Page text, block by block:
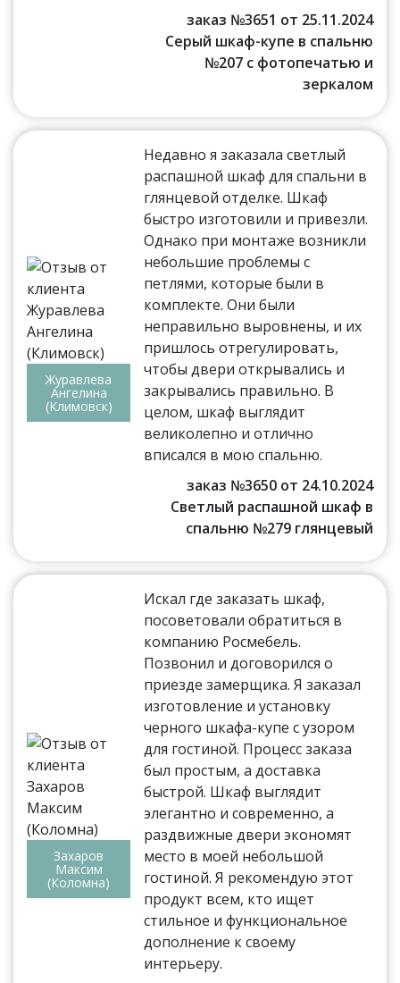
заказ №3651 от 25.11.2024
Серый шкаф-купе в спальню
№207 с фотопечатью и
зеркалом
Журавлева
Ангелина
(Климовск)
Недавно я заказала светлый
распашной шкаф для спальни в
глянцевой отделке. Шкаф
быстро изготовили и привезли.
Однако при монтаже возникли
небольшие проблемы с
петлями, которые были в
комплекте. Они были
неправильно выровнены, и их
пришлось отрегулировать,
чтобы двери открывались и
закрывались правильно. В
целом, шкаф выглядит
великолепно и отлично
вписался в мою спальню.
заказ №3650 от 24.10.2024
Светлый распашной шкаф в
спальню №279 глянцевый
Захаров
Максим
(Коломна)
Искал где заказать шкаф,
посоветовали обратиться в
компанию Росмебель.
Позвонил и договорился о
приезде замерщика. Я заказал
изготовление и установку
черного шкафа-купе с узором
для гостиной. Процесс заказа
был простым, а доставка
быстрой. Шкаф выглядит
элегантно и современно, а
раздвижные двери экономят
место в моей небольшой
гостиной. Я рекомендую этот
продукт всем, кто ищет
стильное и функциональное
дополнение к своему
интерьеру.